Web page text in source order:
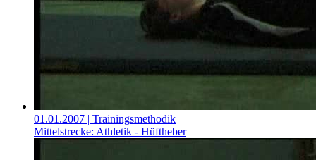
01.01.2007 | Trainingsmethodik
Mittelstrecke: Athletik - Hüftheber